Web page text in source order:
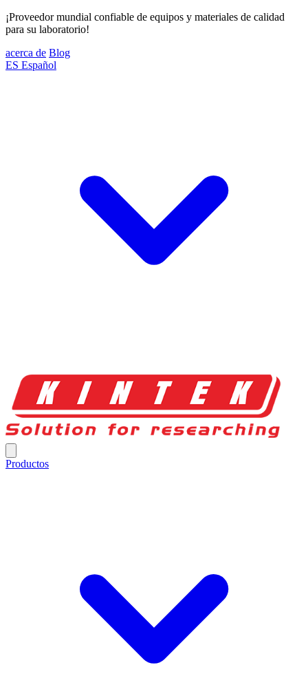
¡Proveedor mundial confiable de equipos y materiales de calidad
para su laboratorio!
acerca de Blog
ES Español
Productos